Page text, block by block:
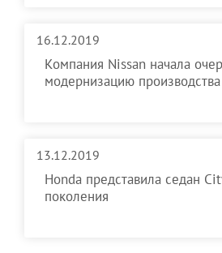
16.12.2019
Компания Nissan начала
модернизацию производства
13.12.2019
Honda представила седан
поколения